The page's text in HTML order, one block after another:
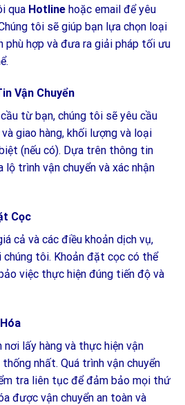
qua Hotline hoặc email để yêu
tôi sẽ giúp bạn lựa chọn loại
phù hợp và đưa ra giải pháp tối ưu
Vận Chuyển
từ bạn, chúng tôi sẽ yêu cầu
giao hàng, khối lượng và loại
(nếu có). Dựa trên thông tin
lộ trình vận chuyển và xác nhận
Cọc
cả và các điều khoản dịch vụ,
chúng tôi. Khoản đặt cọc có thể
việc thực hiện đúng tiến độ và
lấy hàng và thực hiện vận
nhất. Quá trình vận chuyển
tra liên tục để đảm bảo mọi thứ
được vận chuyển an toàn và